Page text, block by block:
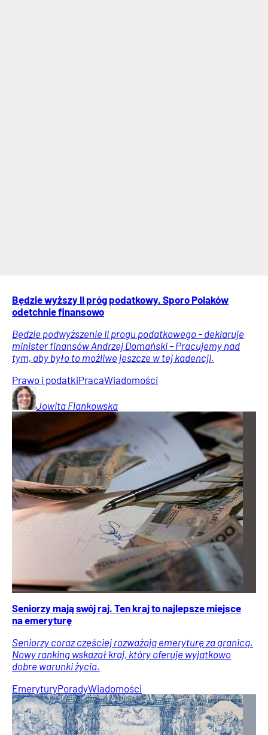
Będzie wyższy II próg podatkowy. Sporo Polaków
odetchnie finansowo
Będzie podwyższenie II progu podatkowego – deklaruje
minister finansów Andrzej Domański – Pracujemy nad
tym, aby było to możliwe jeszcze w tej kadencji.
Prawo i podatkiPracaWiadomości
Jowita Flankowska
Seniorzy mają swój raj. Ten kraj to najlepsze miejsce
na emeryturę
Seniorzy coraz częściej rozważają emeryturę za granicą.
Nowy ranking wskazał kraj, który oferuje wyjątkowo
dobre warunki życia.
EmeryturyPoradyWiadomości